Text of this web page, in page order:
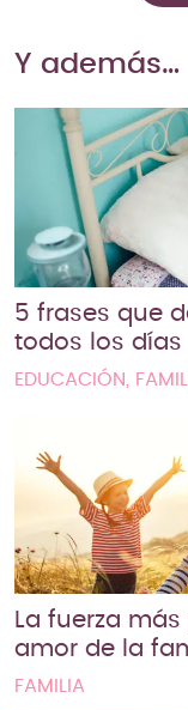
Y además…
5 frases que
todos los días
EDUCACIÓN,
La fuerza
amor de la
FAMILIA